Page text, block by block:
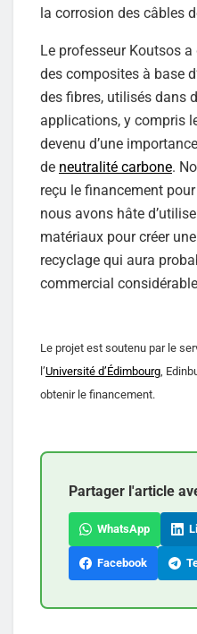
la corrosion des câbles
Le professeur Koutsos
des composites à base
des fibres, utilisés dans
applications, y compris
devenu d’une
de neutralité carbone.
reçu le financement
nous avons hâte
matériaux pour créer
recyclage qui aura
commercial
Le projet est soutenu par le
l’Université d’Édimbourg,
obtenir le financement.
Partager l'article
WhatsApp
Facebook